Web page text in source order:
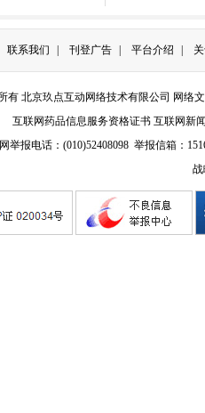
联系我们 刊登广告 平台介绍
有 北京玖点互动网络技术有限公司 网络
互联网药品信息服务资格证书 互联网新
举报电话：(010)52408098 举报信箱：